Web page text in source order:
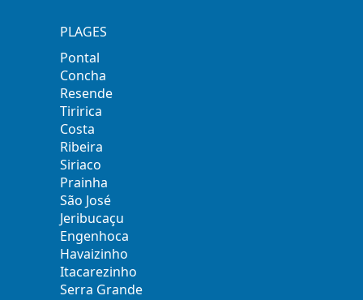
PLAGES
Pontal
Concha
Resende
Tiririca
Costa
Ribeira
Siriaco
Prainha
São José
Jeribucaçu
Engenhoca
Havaizinho
Itacarezinho
Serra Grande